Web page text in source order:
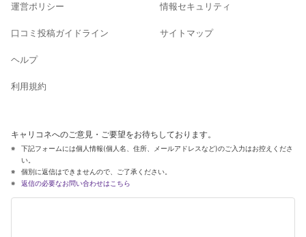
運営ポリシー
口コミ投稿ガイドライン
ヘルプ
利用規約
情報セキュリティ
サイトマップ
キャリコネへのご意見・ご要望をお待ちしております。
下記フォームには個人情報(個人名、住所、メールアドレスなど)のご入力はお控えくださ
い。
個別に返信はできませんので、ご了承ください。
返信の必要なお問い合わせはこちら